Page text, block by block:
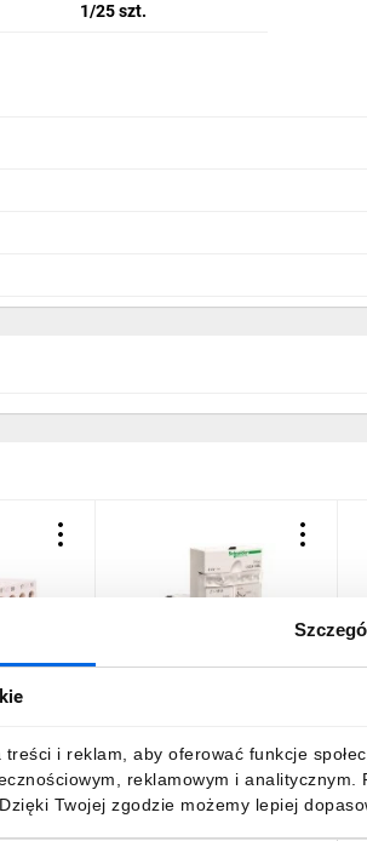
i reklam, aby oferować funkcje
reklamowym i
Twojej zgodzie możemy lepiej
1/25 szt.
2Z
LUCA1XBL
516,91 złbrutto